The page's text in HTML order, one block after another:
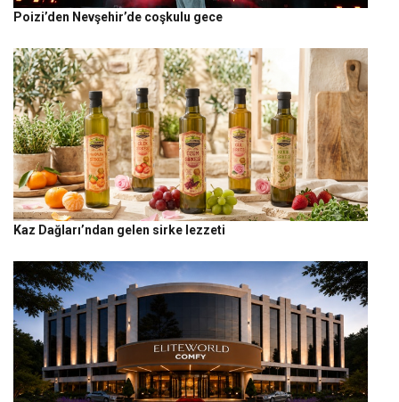
Poizi’den Nevşehir’de coşkulu gece
Kaz Dağları’ndan gelen sirke lezzeti